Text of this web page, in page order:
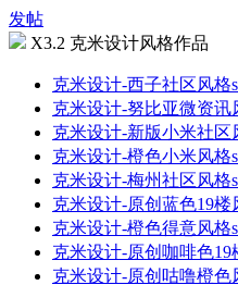
发帖
X3.2 克米设计风格作品
克米设计-西子社区风格
克米设计-努比亚微资讯
克米设计-新版小米社区
克米设计-橙色小米风格
克米设计-梅州社区风格
克米设计-原创蓝色19楼
克米设计-橙色得意风格
克米设计-原创咖啡色19
克米设计-原创咕噜橙色